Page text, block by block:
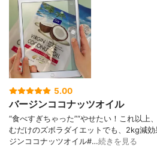
5.00
バージンココナッツオイル
“食べすぎちゃった”“やせたい！これ以上
むだけのズボラダイエットでも、2kg減
ジンココナッツオイル#…続きを見る